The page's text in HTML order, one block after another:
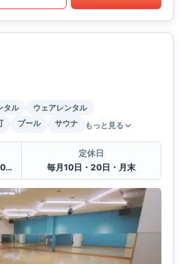
タル
ウェアレンタル
プール サウナ もっと見る
平日 9:00〜22:00/土日祝 9:00〜18:00
定休日
毎月10日・20日・月末